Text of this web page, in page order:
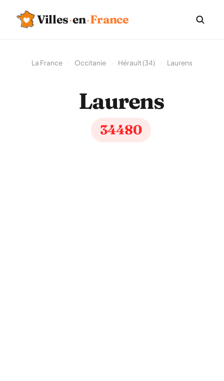
Villes·en·France
La France Occitanie Hérault (34) Laurens
Laurens
34480